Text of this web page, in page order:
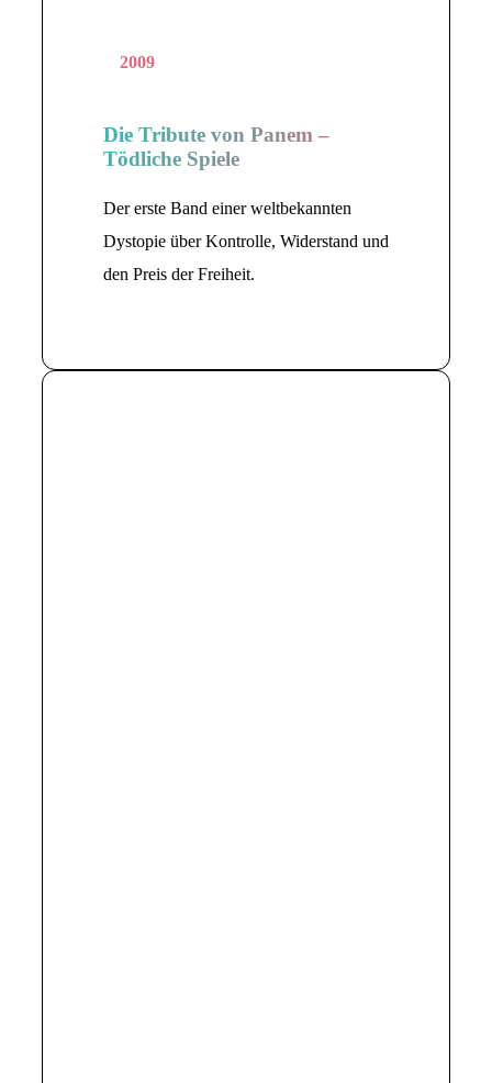
2009
Die Tribute von Panem –
Tödliche Spiele
Der erste Band einer weltbekannten
Dystopie über Kontrolle, Widerstand und
den Preis der Freiheit.